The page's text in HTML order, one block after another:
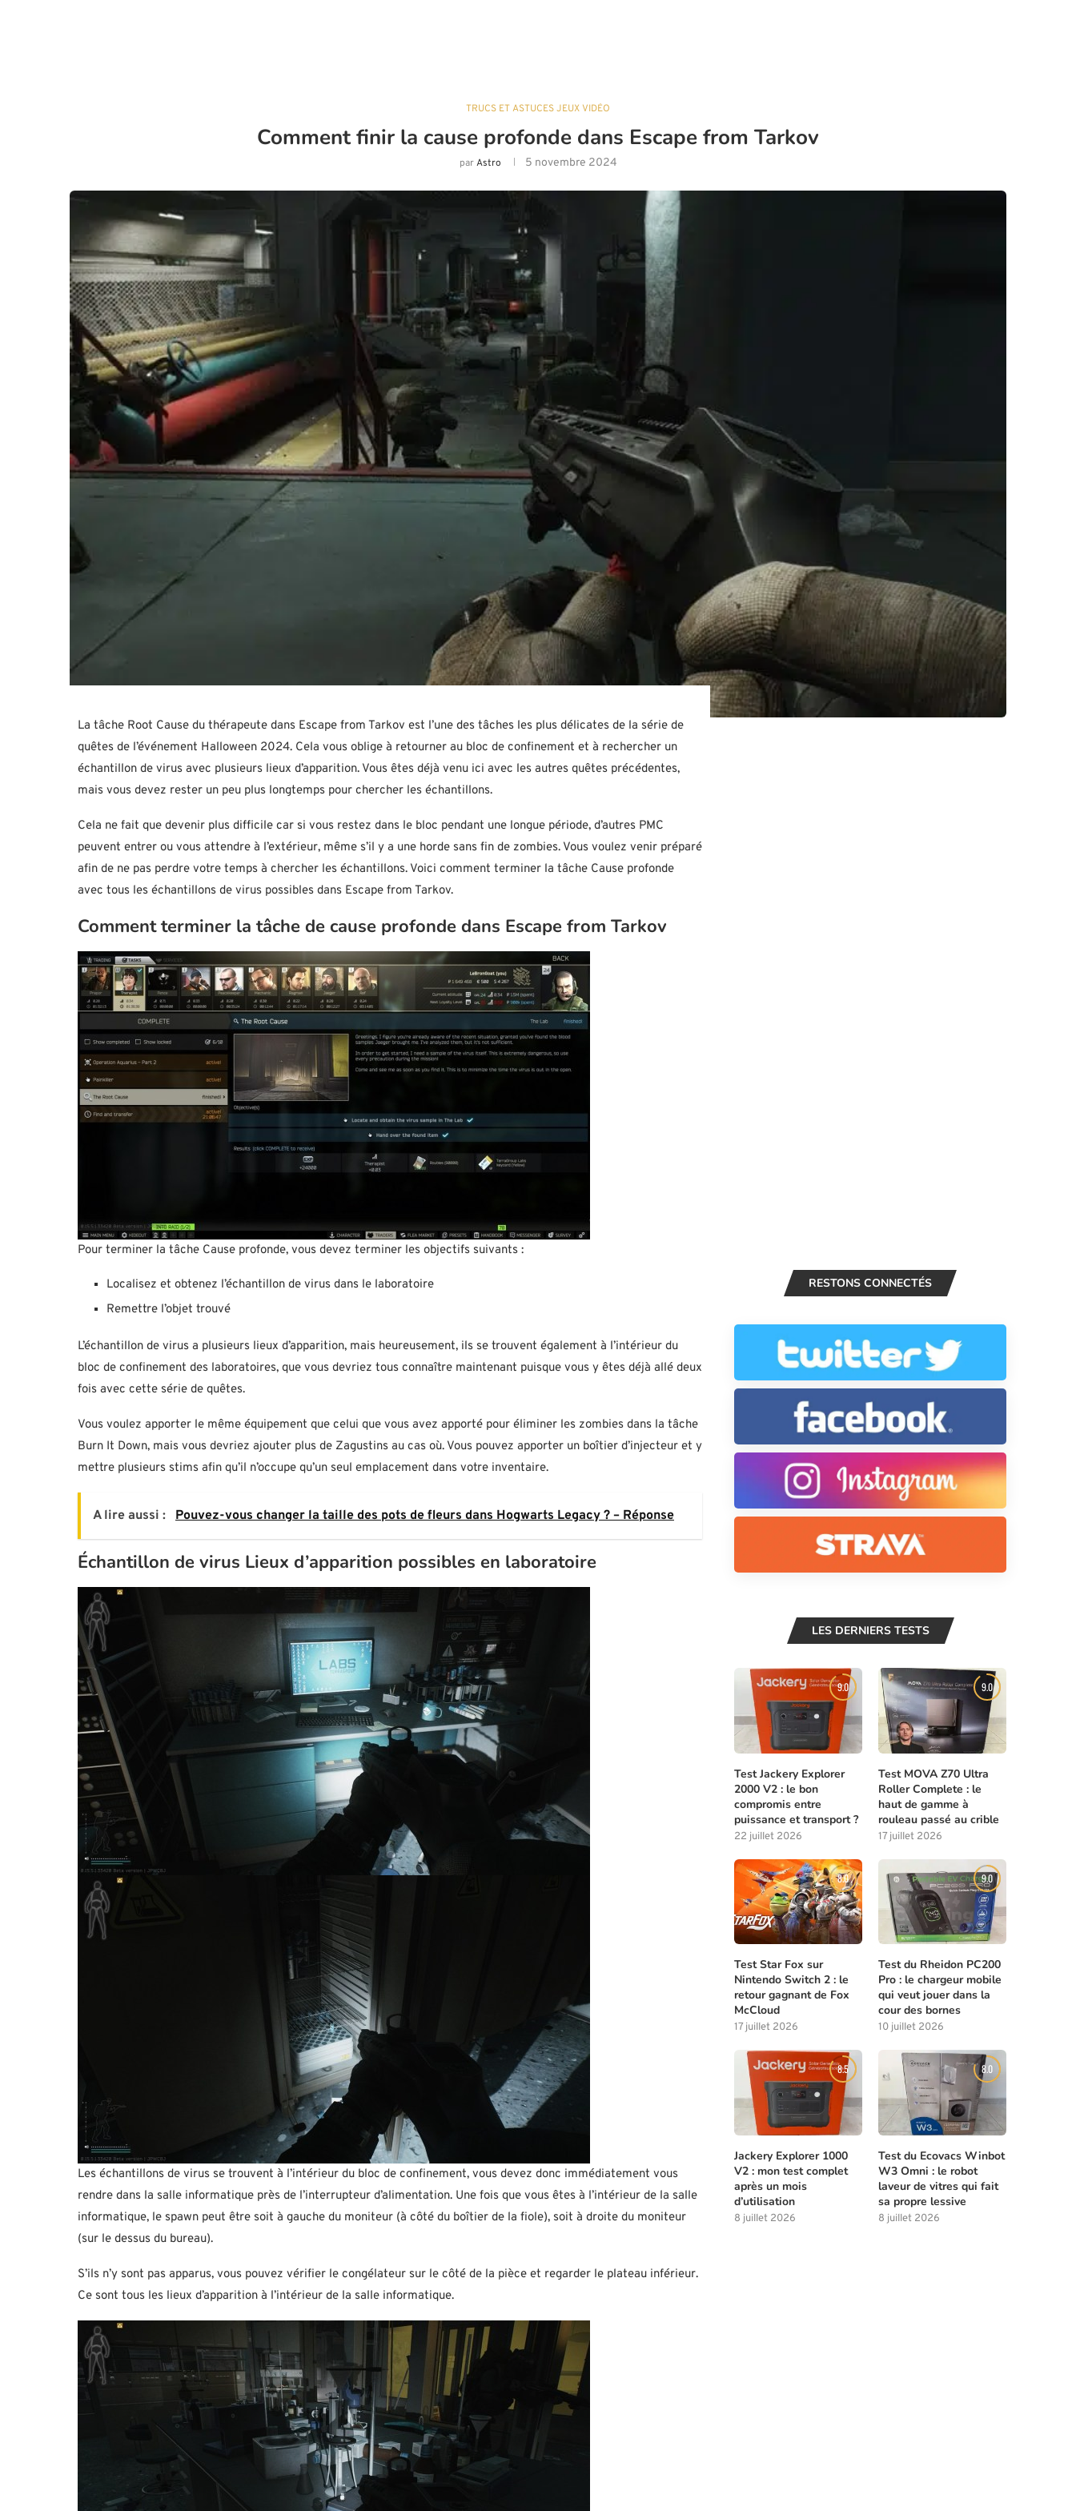
TRUCS ET ASTUCES JEUX VIDÉO
Comment finir la cause profonde dans Escape from Tarkov
parAstro 5 novembre 2024
La tâche Root Cause du thérapeute dans Escape from Tarkov est l’une des tâches les plus délicates de la série de
quêtes de l’événement Halloween 2024. Cela vous oblige à retourner au bloc de confinement et à rechercher un
échantillon de virus avec plusieurs lieux d’apparition. Vous êtes déjà venu ici avec les autres quêtes précédentes,
mais vous devez rester un peu plus longtemps pour chercher les échantillons.
Cela ne fait que devenir plus difficile car si vous restez dans le bloc pendant une longue période, d’autres PMC
peuvent entrer ou vous attendre à l’extérieur, même s’il y a une horde sans fin de zombies. Vous voulez venir préparé
afin de ne pas perdre votre temps à chercher les échantillons. Voici comment terminer la tâche Cause profonde
avec tous les échantillons de virus possibles dans Escape from Tarkov.
Comment terminer la tâche de cause profonde dans Escape from Tarkov
Pour terminer la tâche Cause profonde, vous devez terminer les objectifs suivants :
Localisez et obtenez l’échantillon de virus dans le laboratoire
Remettre l’objet trouvé
L’échantillon de virus a plusieurs lieux d’apparition, mais heureusement, ils se trouvent également à l’intérieur du
bloc de confinement des laboratoires, que vous devriez tous connaître maintenant puisque vous y êtes déjà allé deux
fois avec cette série de quêtes.
Vous voulez apporter le même équipement que celui que vous avez apporté pour éliminer les zombies dans la tâche
Burn It Down, mais vous devriez ajouter plus de Zagustins au cas où. Vous pouvez apporter un boîtier d’injecteur et y
mettre plusieurs stims afin qu’il n’occupe qu’un seul emplacement dans votre inventaire.
A lire aussi : Pouvez-vous changer la taille des pots de fleurs dans Hogwarts Legacy ? – Réponse
Échantillon de virus Lieux d’apparition possibles en laboratoire
Les échantillons de virus se trouvent à l’intérieur du bloc de confinement, vous devez donc immédiatement vous
rendre dans la salle informatique près de l’interrupteur d’alimentation. Une fois que vous êtes à l’intérieur de la salle
informatique, le spawn peut être soit à gauche du moniteur (à côté du boîtier de la fiole), soit à droite du moniteur
(sur le dessus du bureau).
S’ils n’y sont pas apparus, vous pouvez vérifier le congélateur sur le côté de la pièce et regarder le plateau inférieur.
Ce sont tous les lieux d’apparition à l’intérieur de la salle informatique.
RESTONS CONNECTÉS
LES DERNIERS TESTS
9.0
Test Jackery Explorer
2000 V2 : le bon
compromis entre
puissance et transport ?
22 juillet 2026
9.0
Test MOVA Z70 Ultra
Roller Complete : le
haut de gamme à
rouleau passé au crible
17 juillet 2026
8.0
Test Star Fox sur
Nintendo Switch 2 : le
retour gagnant de Fox
McCloud
17 juillet 2026
9.0
Test du Rheidon PC200
Pro : le chargeur mobile
qui veut jouer dans la
cour des bornes
10 juillet 2026
8.5
Jackery Explorer 1000
V2 : mon test complet
après un mois
d’utilisation
8 juillet 2026
8.0
Test du Ecovacs Winbot
W3 Omni : le robot
laveur de vitres qui fait
sa propre lessive
8 juillet 2026